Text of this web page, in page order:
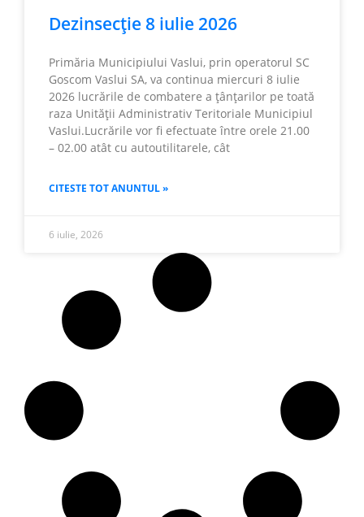
Dezinsecție 8 iulie 2026
Primăria Municipiului Vaslui, prin operatorul SC
Goscom Vaslui SA, va continua miercuri 8 iulie
2026 lucrările de combatere a țânțarilor pe toată
raza Unității Administrativ Teritoriale Municipiul
Vaslui.Lucrările vor fi efectuate între orele 21.00
– 02.00 atât cu autoutilitarele, cât
CITESTE TOT ANUNTUL »
6 iulie, 2026